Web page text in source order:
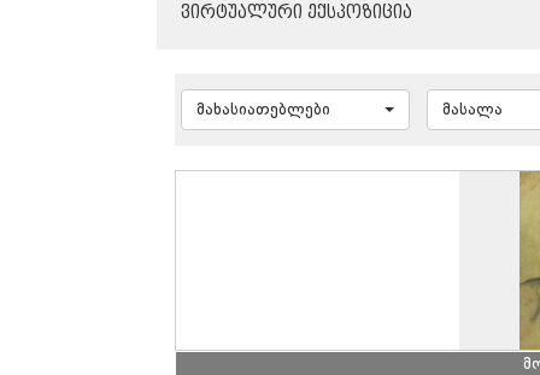
ᲕᲘᲠᲢᲣᲐᲚᲣᲠᲘ ᲔᲥᲡᲞᲝᲖᲘᲪᲘᲐ
მახასიათებლები მასალა